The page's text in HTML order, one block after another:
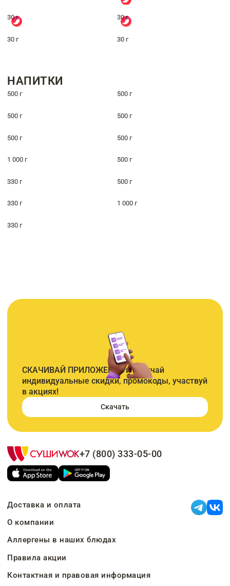
30 г 30 г
30 г 30 г
НАПИТКИ
500 г 500 г
500 г 500 г
500 г 500 г
1 000 г 500 г
330 г 500 г
330 г 1 000 г
330 г
СКАЧИВАЙ ПРИЛОЖЕНИЕ и получай
индивидуальные скидки, промокоды, участвуй
в акциях!
Скачать
+7 (800) 333-05-00
Доставка и оплата
О компании
Аллергены в наших блюдах
Правила акции
Контактная и правовая информация